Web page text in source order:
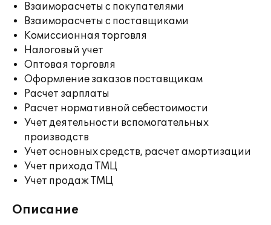
Взаиморасчеты с покупателями
Взаиморасчеты с поставщиками
Комиссионная торговля
Налоговый учет
Оптовая торговля
Оформление заказов поставщикам
Расчет зарплаты
Расчет нормативной себестоимости
Учет деятельности вспомогательных
производств
Учет основных средств, расчет амортизации
Учет прихода ТМЦ
Учет продаж ТМЦ
Описание